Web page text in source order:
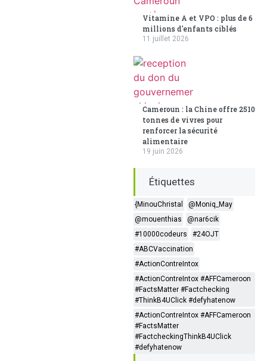
Vitamine A et VPO : plus de 6
millions d'enfants ciblés
11 juillet 2026
Cameroun : la Chine offre 2510
tonnes de vivres pour
renforcer la sécurité
alimentaire
19 juin 2026
Étiquettes
{MinouChristal
@Moniq_May
@mouenthias
@nar6cik
#10000codeurs
#24OJT
#ABCVaccination
#ActionContreIntox
#ActionContreIntox #AFFCameroon
#FactsMatter #Factchecking
#ThinkB4UClick #defyhatenow
#ActionContreIntox #AFFCameroon
#FactsMatter
#FactcheckingThinkB4UClick
#defyhatenow